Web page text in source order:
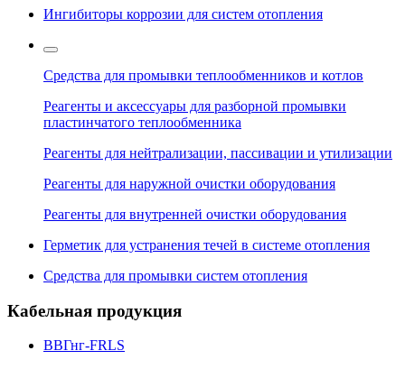
Ингибиторы коррозии для систем отопления
Средства для промывки теплообменников и котлов
Реагенты и аксессуары для разборной промывки
пластинчатого теплообменника
Реагенты для нейтрализации, пассивации и утилизации
Реагенты для наружной очистки оборудования
Реагенты для внутренней очистки оборудования
Герметик для устранения течей в системе отопления
Средства для промывки систем отопления
Кабельная продукция
ВВГнг-FRLS